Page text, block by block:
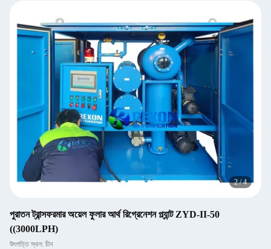
2/4
পুরাতন ট্রান্সফরমার অয়েল ফুলার আর্থ রিগ্রেনেশন প্ল্যান্ট ZYD-II-50
((3000LPH)
উৎপত্তি স্থল: চীন